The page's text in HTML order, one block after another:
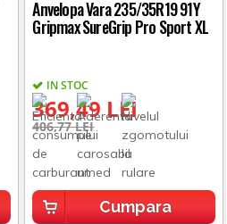
Anvelopa Vara 235/35R19 91Y
Gripmax SureGrip Pro Sport XL
IN STOC
369,49 LEI
406,77 LEI
Cumpara